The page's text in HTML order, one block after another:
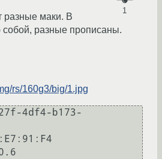
1
разные маки. В
собой, разные прописаны.
rs/160g3/big/1.jpg
4df4-b173-